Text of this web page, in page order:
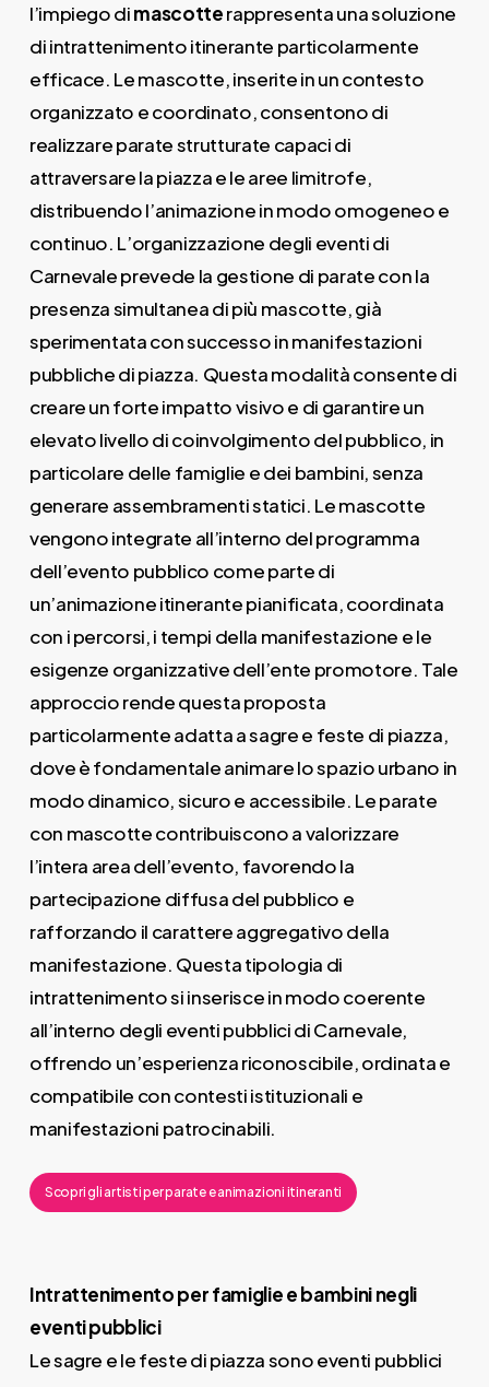
l’impiego dimascotterappresenta una soluzione
di intrattenimento itinerante particolarmente
efficace. Le mascotte, inserite in un contesto
organizzato e coordinato, consentono di
realizzare parate strutturate capaci di
attraversare la piazza e le aree limitrofe,
distribuendo l’animazione in modo omogeneo e
continuo. L’organizzazione degli eventi di
Carnevale prevede la gestione di parate con la
presenza simultanea di più mascotte, già
sperimentata con successo in manifestazioni
pubbliche di piazza. Questa modalità consente di
creare un forte impatto visivo e di garantire un
elevato livello di coinvolgimento del pubblico, in
particolare delle famiglie e dei bambini, senza
generare assembramenti statici. Le mascotte
vengono integrate all’interno del programma
dell’evento pubblico come parte di
un’animazione itinerante pianificata, coordinata
con i percorsi, i tempi della manifestazione e le
esigenze organizzative dell’ente promotore. Tale
approccio rende questa proposta
particolarmente adatta a sagre e feste di piazza,
dove è fondamentale animare lo spazio urbano in
modo dinamico, sicuro e accessibile. Le parate
con mascotte contribuiscono a valorizzare
l’intera area dell’evento, favorendo la
partecipazione diffusa del pubblico e
rafforzando il carattere aggregativo della
manifestazione. Questa tipologia di
intrattenimento si inserisce in modo coerente
all’interno degli eventi pubblici di Carnevale,
offrendo un’esperienza riconoscibile, ordinata e
compatibile con contesti istituzionali e
manifestazioni patrocinabili.
Scopri gli artisti per parate e animazioni itineranti
Intrattenimento per famiglie e bambini negli
eventi pubblici
Le sagre e le feste di piazza sono eventi pubblici